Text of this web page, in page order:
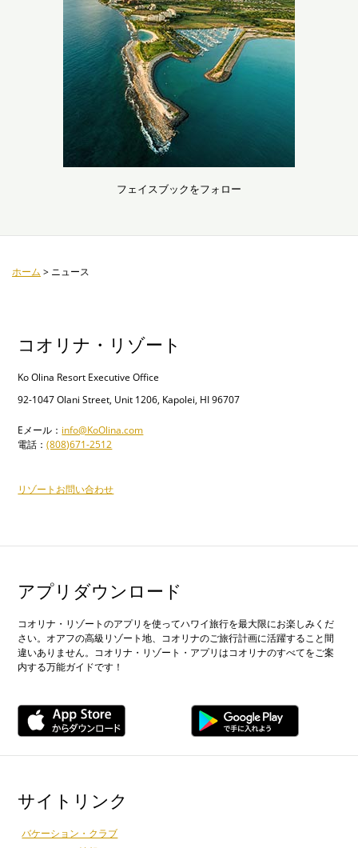
フェイスブックをフォロー
ホーム > ニュース
コオリナ・リゾート
Ko Olina Resort Executive Office
92-1047 Olani Street, Unit 1206, Kapolei, HI 96707
Eメール： info@KoOlina.com
電話：(808)671-2512
リゾートお問い合わせ
アプリダウンロード
コオリナ・リゾートのアプリを使ってハワイ旅行を最大限にお楽しみくだ
さい。オアフの高級リゾート地、コオリナのご旅行計画に活躍すること間
違いありません。コオリナ・リゾート・アプリはコオリナのすべてをご案
内する万能ガイドです！
サイトリンク
バケーション・クラブ